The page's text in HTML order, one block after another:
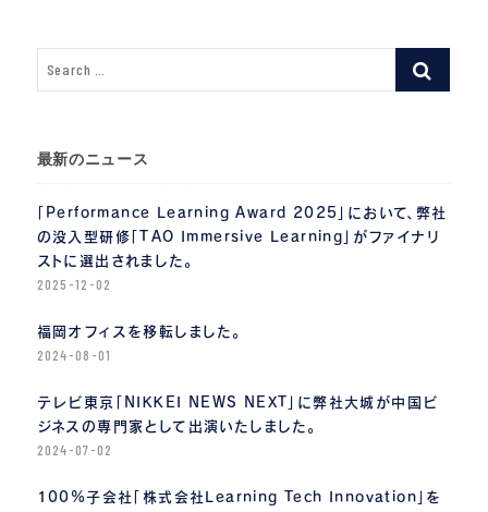
ン
最新のニュース
「Performance Learning Award 2025」において、弊社
の没入型研修「TAO Immersive Learning」がファイナリ
ストに選出されました。
2025-12-02
福岡オフィスを移転しました。
2024-08-01
テレビ東京「NIKKEI NEWS NEXT」に弊社大城が中国ビ
ジネスの専門家として出演いたしました。
2024-07-02
100%子会社「株式会社Learning Tech Innovation」を